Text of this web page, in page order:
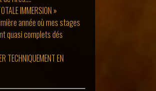
IMMERSION »
année où mes stages
quasi complets dés
TECHNIQUEMENT EN